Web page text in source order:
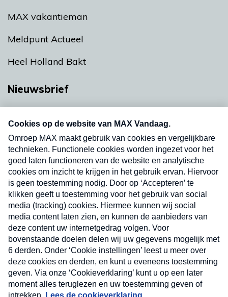
MAX vakantieman
Meldpunt Actueel
Heel Holland Bakt
Nieuwsbrief
Neem hier een gratis abonnement op onze
nieuwsbrief. Elke vrijdag- en dinsdagochtend in
uw mailbox.
Verzend
Nieuwsbrief
Neem hier een gratis abonnement op onze
nieuwsbrief. Elke vrijdag- en dinsdagochtend in uw